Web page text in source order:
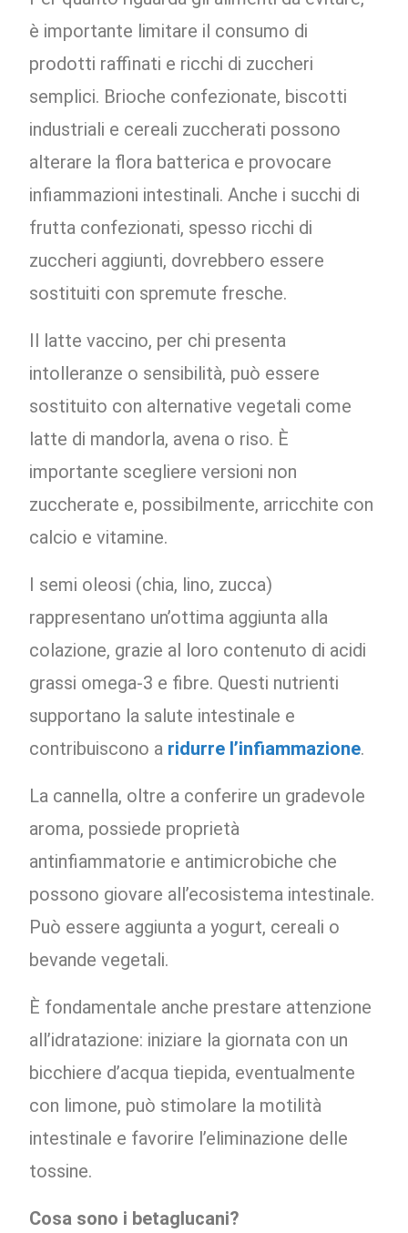
è importante limitare il consumo di
prodotti raffinati e ricchi di zuccheri
semplici. Brioche confezionate, biscotti
industriali e cereali zuccherati possono
alterare la flora batterica e provocare
infiammazioni intestinali. Anche i succhi di
frutta confezionati, spesso ricchi di
zuccheri aggiunti, dovrebbero essere
sostituiti con spremute fresche.
Il latte vaccino, per chi presenta
intolleranze o sensibilità, può essere
sostituito con alternative vegetali come
latte di mandorla, avena o riso. È
importante scegliere versioni non
zuccherate e, possibilmente, arricchite con
calcio e vitamine.
I semi oleosi (chia, lino, zucca)
rappresentano un’ottima aggiunta alla
colazione, grazie al loro contenuto di acidi
grassi omega-3 e fibre. Questi nutrienti
supportano la salute intestinale e
contribuiscono a ridurre l’infiammazione.
La cannella, oltre a conferire un gradevole
aroma, possiede proprietà
antinfiammatorie e antimicrobiche che
possono giovare all’ecosistema intestinale.
Può essere aggiunta a yogurt, cereali o
bevande vegetali.
È fondamentale anche prestare attenzione
all’idratazione: iniziare la giornata con un
bicchiere d’acqua tiepida, eventualmente
con limone, può stimolare la motilità
intestinale e favorire l’eliminazione delle
tossine.
Cosa sono i betaglucani?